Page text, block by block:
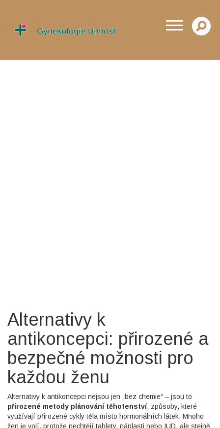
Alternativy k
antikoncepci: přirozené a
bezpečné možnosti pro
každou ženu
Alternativy k antikoncepci nejsou jen „bez chemie“ – jsou to
přirozené metody plánování těhotenství, způsoby, které
využívají přirozené cykly těla místo hormonálních látek. Mnoho
žen je volí, protože nechtějí tablety, náplasti nebo IUD, ale stejně